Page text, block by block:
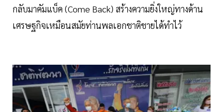
กลับมาคัมแบ็ค (Come Back) สร้างความยิ่งใหญ่ทางด้าน
เศรษฐกิจเหมือนสมัยท่านพลเอกชาติชายได้ทำไว้